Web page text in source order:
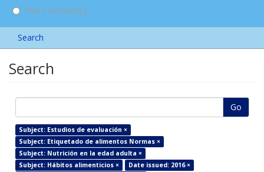
This Community
Search
Search
Go
Subject: Estudios de evaluación ×
Subject: Etiquetado de alimentos Normas ×
Subject: Nutrición en la edad adulta ×
Subject: Hábitos alimenticios ×
Date issued: 2016 ×